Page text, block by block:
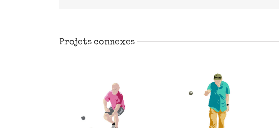
Projets connexes
François Antoine